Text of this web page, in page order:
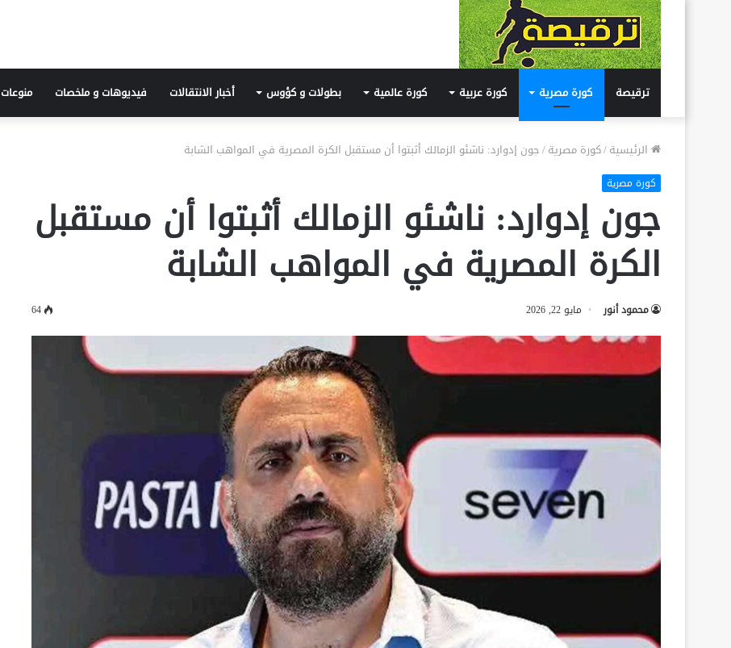
ترقيصة كورة مصرية كورة عربية كورة عالمية بطولات و كؤوس أخبار الانتقالات فيديوهات و ملخصات منوعات
الرئيسية/كورة مصرية/جون إدوارد: ناشئو الزمالك أثبتوا أن مستقبل الكرة المصرية في المواهب الشابة
كورة مصرية
جون إدوارد: ناشئو الزمالك أثبتوا أن مستقبل
الكرة المصرية في المواهب الشابة
محمود أنور مايو 22, 2026 64